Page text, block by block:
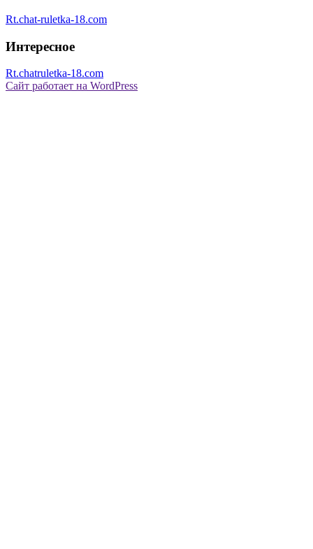
Rt.chat-ruletka-18.com
Интересное
Rt.chatruletka-18.com
Сайт работает на WordPress